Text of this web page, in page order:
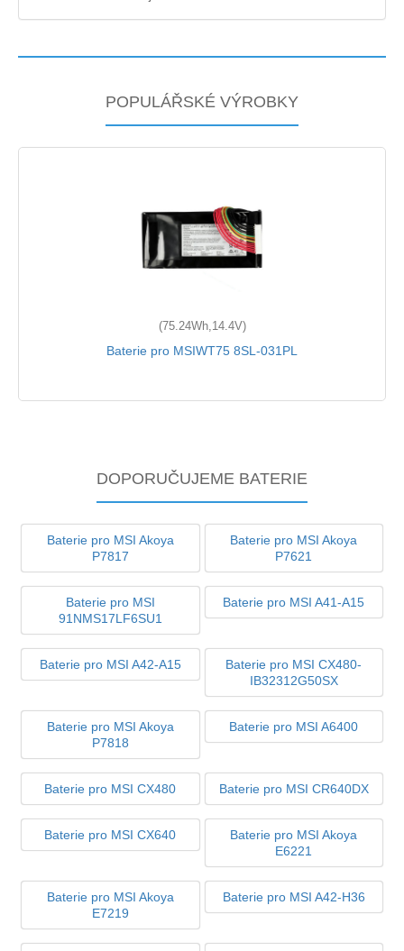
POPULÁŘSKÉ VÝROBKY
(75.24Wh,14.4V)
Baterie pro MSIWT75 8SL-031PL
DOPORUČUJEME BATERIE
Baterie pro MSI Akoya
P7817
Baterie pro MSI Akoya
P7621
Baterie pro MSI
91NMS17LF6SU1
Baterie pro MSI A41-A15
Baterie pro MSI A42-A15
Baterie pro MSI CX480-
IB32312G50SX
Baterie pro MSI Akoya
P7818
Baterie pro MSI A6400
Baterie pro MSI CX480 Baterie pro MSI CR640DX
Baterie pro MSI CX640
Baterie pro MSI Akoya
E6221
Baterie pro MSI Akoya
E7219
Baterie pro MSI A42-H36